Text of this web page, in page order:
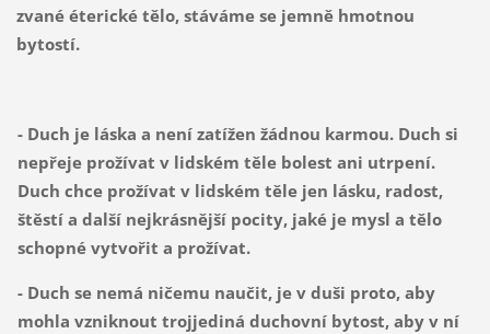
zvané éterické tělo, stáváme se jemně hmotnou
bytostí.
- Duch je láska a není zatížen žádnou karmou. Duch si
nepřeje prožívat v lidském těle bolest ani utrpení.
Duch chce prožívat v lidském těle jen lásku, radost,
štěstí a další nejkrásnější pocity, jaké je mysl a tělo
schopné vytvořit a prožívat.
- Duch se nemá ničemu naučit, je v duši proto, aby
mohla vzniknout trojjediná duchovní bytost, aby v ní